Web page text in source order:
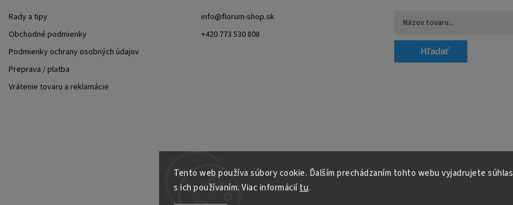
Tento web používa súbory cookie. Ďalším prechádzaním tohto webu vyjadrujete súhlas
s ich používaním. Viac informáciítu.
Rady a tipy
Obchodné podmienky
Podmienky ochrany osobných údajov
Preprava / platba
Vrátenie tovaru a reklamácie
info@florum-shop.sk
+420 773 530 808
Hľadať
Copyright 2026